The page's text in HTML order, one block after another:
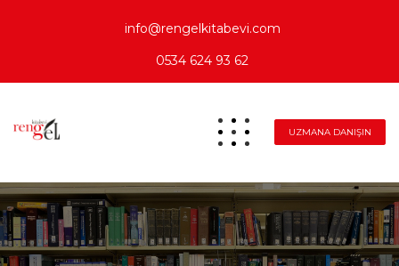
info@rengelkitabevi.com
0534 624 93 62
UZMANA DANIŞIN